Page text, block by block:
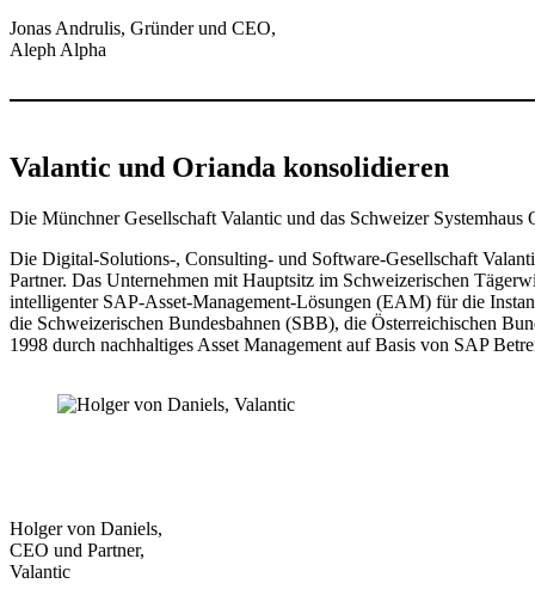
Jonas Andrulis, Gründer und CEO,
Aleph Alpha
Valantic und Orianda konsolidieren
Die Münchner Gesellschaft Valantic und das Schweizer
Die Digital-Solutions-, Consulting- und Software-Gesellschaft
Partner. Das Unternehmen mit Hauptsitz im Schweizerischen
intelligenter SAP-Asset-Management-Lösungen (EAM) für die
die Schweizerischen Bundesbahnen (SBB), die Österreichischen
1998 durch nachhaltiges Asset Management auf Basis von SAP
Holger von Daniels,
CEO und Partner,
Valantic